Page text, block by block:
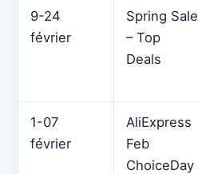
9-24
février
Spring Sale
– Top
Deals
1-07
février
AliExpress
Feb
ChoiceDay